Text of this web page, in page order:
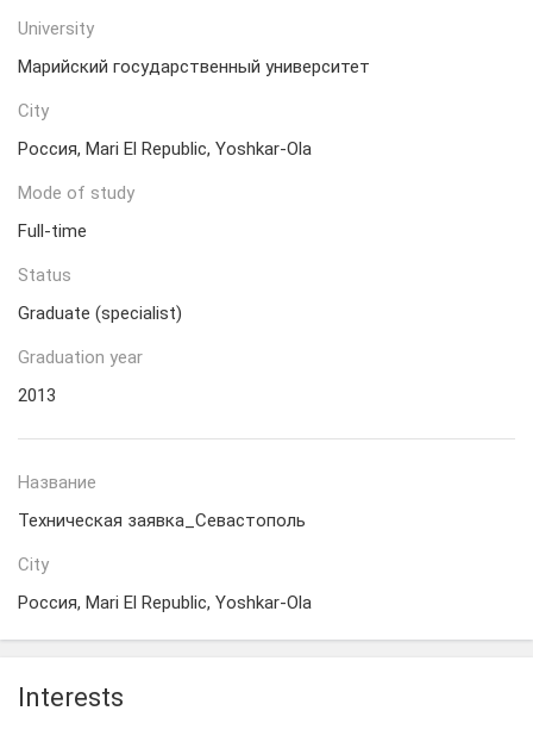
University
Марийский государственный университет
City
Россия, Mari El Republic, Yoshkar-Ola
Mode of study
Full-time
Status
Graduate (specialist)
Graduation year
2013
Название
Техническая заявка_Севастополь
City
Россия, Mari El Republic, Yoshkar-Ola
Interests